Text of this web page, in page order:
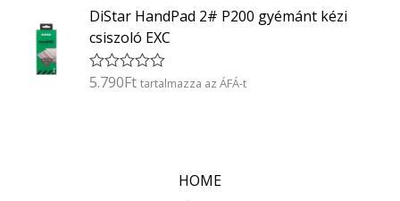
/
5
é
e
l
é
s
DiStar HandPad 2# P200 gyémánt kézi
csiszoló EXC
É
5.790Ft tartalmazza az ÁFÁ-t
HOME